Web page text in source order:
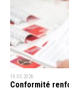
19.05.2026
Conformité